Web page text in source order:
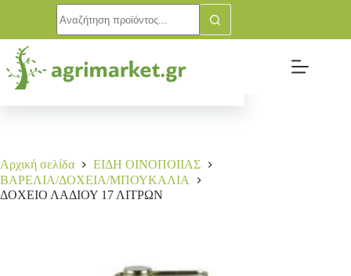
ΔΟΧΕΙΟ ΛΑΔΙΟΥ 17 ΛΙΤΡΩΝ
Αρχική σελίδα
ΕΙΔΗ ΟΙΝΟΠΟΙΙΑΣ
ΒΑΡΕΛΙΑ/ΔΟΧΕΙΑ/ΜΠΟΥΚΑΛΙΑ
ΔΟΧΕΙΟ ΛΑΔΙΟΥ 17 ΛΙΤΡΩΝ